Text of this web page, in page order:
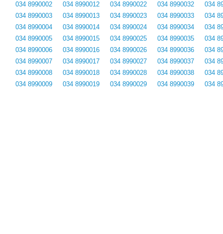
034 8990002
034 8990003
034 8990004
034 8990005
034 8990006
034 8990007
034 8990008
034 8990009
034 8990012
034 8990013
034 8990014
034 8990015
034 8990016
034 8990017
034 8990018
034 8990019
034 8990022
034 8990023
034 8990024
034 8990025
034 8990026
034 8990027
034 8990028
034 8990029
034 8990032
034 8990033
034 8990034
034 8990035
034 8990036
034 8990037
034 8990038
034 8990039
034
034
034
034
034
034
034
034